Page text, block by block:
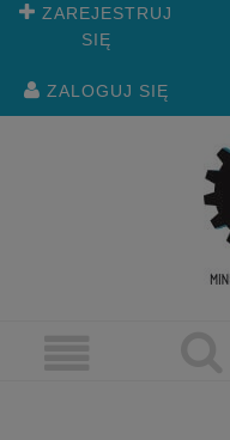
ZAREJESTRUJ
SIĘ
ZALOGUJ SIĘ